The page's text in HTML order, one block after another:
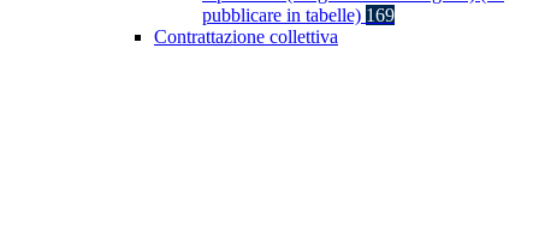
pubblicare in tabelle) 169
Contrattazione collettiva